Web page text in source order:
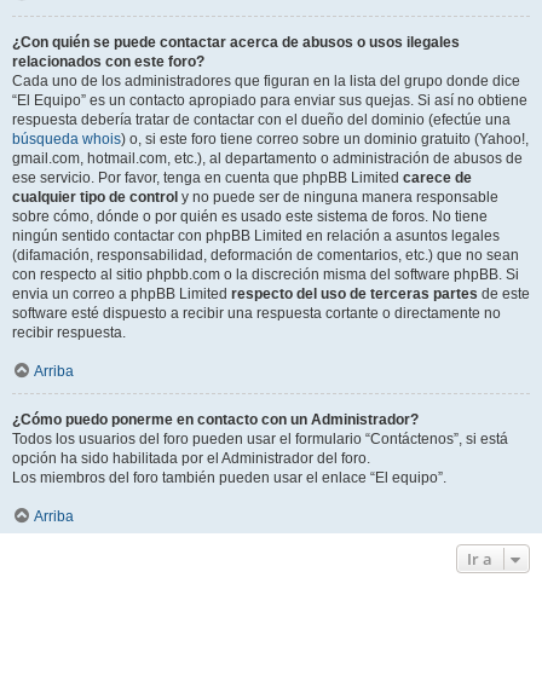
¿Con quién se puede contactar acerca de abusos o usos ilegales
relacionados con este foro?
Cada uno de los administradores que figuran en la lista del grupo donde dice
“El Equipo” es un contacto apropiado para enviar sus quejas. Si así no obtiene
respuesta debería tratar de contactar con el dueño del dominio (efectúe una
búsqueda whois) o, si este foro tiene correo sobre un dominio gratuito (Yahoo!,
gmail.com, hotmail.com, etc.), al departamento o administración de abusos de
ese servicio. Por favor, tenga en cuenta que phpBB Limited carece de
cualquier tipo de control y no puede ser de ninguna manera responsable
sobre cómo, dónde o por quién es usado este sistema de foros. No tiene
ningún sentido contactar con phpBB Limited en relación a asuntos legales
(difamación, responsabilidad, deformación de comentarios, etc.) que no sean
con respecto al sitio phpbb.com o la discreción misma del software phpBB. Si
envia un correo a phpBB Limited respecto del uso de terceras partes de este
software esté dispuesto a recibir una respuesta cortante o directamente no
recibir respuesta.
Arriba
¿Cómo puedo ponerme en contacto con un Administrador?
Todos los usuarios del foro pueden usar el formulario “Contáctenos”, si está
opción ha sido habilitada por el Administrador del foro.
Los miembros del foro también pueden usar el enlace “El equipo”.
Arriba
Ir a